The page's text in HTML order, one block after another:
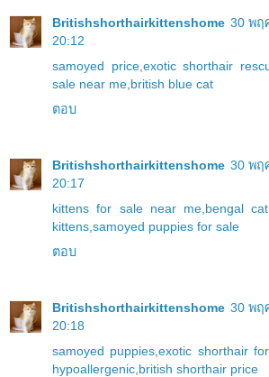
Britishshorthairkittenshome 30 พฤ
20:12
samoyed price, exotic shorthair
sale near me british blue cat
ตอบ
Britishshorthairkittenshome 30 พฤ
20:17
kittens for sale near me bengal
kittens samoyed puppies for sale
ตอบ
Britishshorthairkittenshome 30 พฤ
20:18
samoyed puppies ,exotic shorthair
hypoallergenic british shorthair price